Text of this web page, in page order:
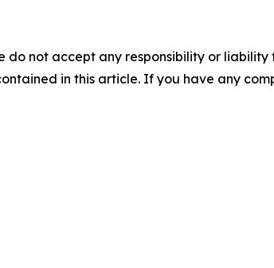
do not accept any responsibility or
in this article. If you have any